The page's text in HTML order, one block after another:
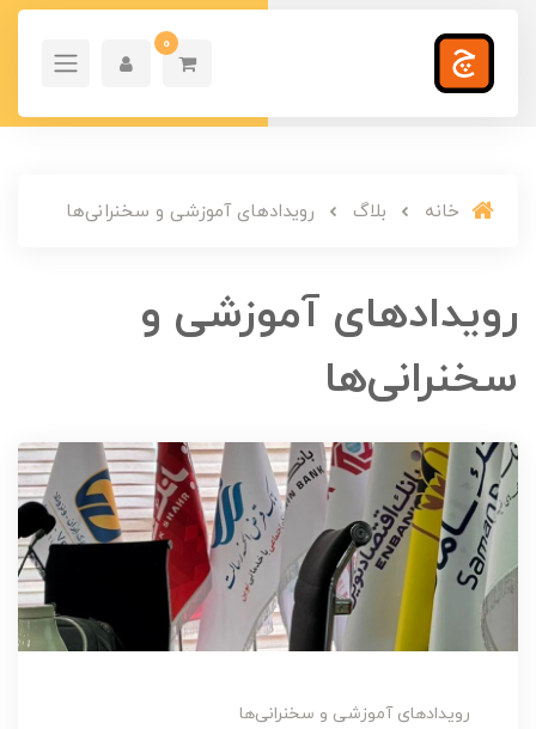
0
خانه بلاگ رویدادهای آموزشی و سخنرانی‌ها
رویدادهای آموزشی و
سخنرانی‌ها
رویدادهای آموزشی و سخنرانی‌ها